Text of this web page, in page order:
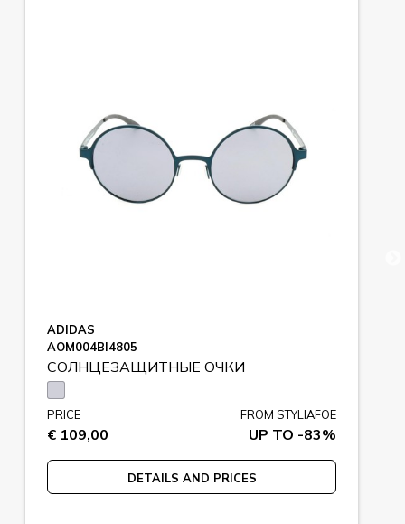
ADIDAS
AOM004BI4805
СОЛНЦЕЗАЩИТНЫЕ ОЧКИ
PRICE
€ 109,00
FROM STYLIAFOE
UP TO -83%
DETAILS AND PRICES